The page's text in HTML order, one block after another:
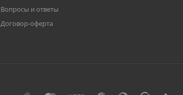
Вопросы и ответы
Договор-оферта